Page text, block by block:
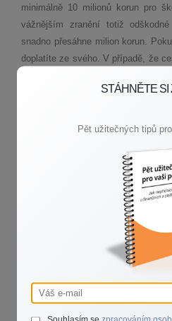
minimálně 10 milionů korun pro
vážnějším zranění totiž
snadno přesáhne milion korun.
doplatíte ze svého. V případě, že
i územní platnost. Některé
jiné po celé Evropě a ty nejlepší
Stejnou pozornost si zaslouží i
jednání pod vlivem alkoholu a
mezi členy jedné
s podnikáním a výkonem povolání.
dronů, motorových plavidel a
proto smlouvu pečlivě přečtěte a v
s odborníkem. Pojistku také
s narozením dětí, pořízením psa
Pojištění odpovědnosti patří mezi
STÁHNĚTE SI
Pět užitečných tipů
Souhlasím se zpracováním